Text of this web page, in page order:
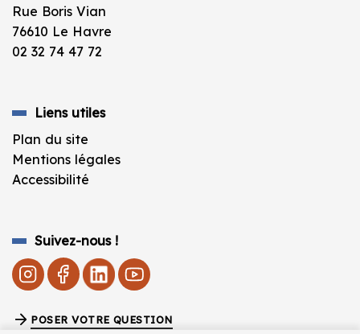
Rue Boris Vian
76610 Le Havre
02 32 74 47 72
Liens utiles
Plan du site
Mentions légales
Accessibilité
Suivez-nous !
POSER VOTRE QUESTION